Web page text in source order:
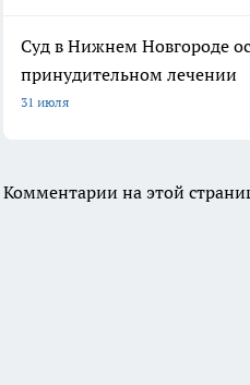
Суд в Нижнем Новгороде
принудительном лечении
31 июля
Комментарии на этой